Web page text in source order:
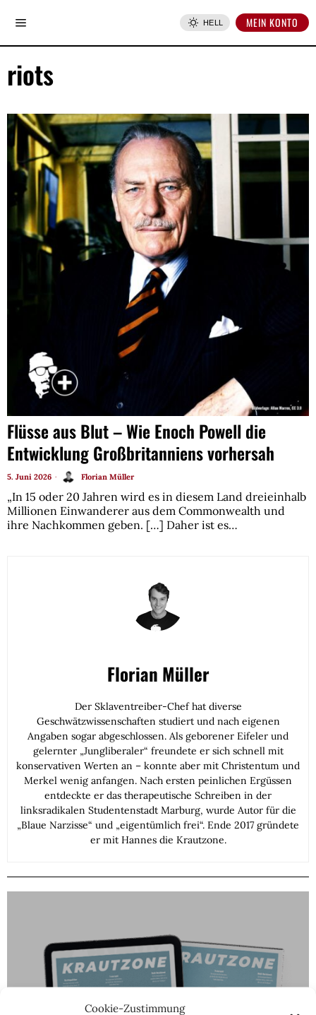
Cookie-Zustimmung
HELL MEIN KONTO
riots
Flüsse aus Blut – Wie Enoch Powell die
Entwicklung Großbritanniens vorhersah
5. Juni 2026 Florian Müller
„In 15 oder 20 Jahren wird es in diesem Land dreieinhalb
Millionen Einwanderer aus dem Commonwealth und
ihre Nachkommen geben. […] Daher ist es…
Florian Müller
Der Sklaventreiber-Chef hat diverse
Geschwätzwissenschaften studiert und nach eigenen
Angaben sogar abgeschlossen. Als geborener Eifeler und
gelernter „Jungliberaler“ freundete er sich schnell mit
konservativen Werten an – konnte aber mit Christentum und
Merkel wenig anfangen. Nach ersten peinlichen Ergüssen
entdeckte er das therapeutische Schreiben in der
linksradikalen Studentenstadt Marburg, wurde Autor für die
„Blaue Narzisse“ und „eigentümlich frei“. Ende 2017 gründete
er mit Hannes die Krautzone.